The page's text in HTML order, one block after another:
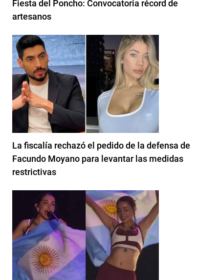
Fiesta del Poncho: Convocatoria récord de
artesanos
La fiscalía rechazó el pedido de la defensa de
Facundo Moyano para levantar las medidas
restrictivas